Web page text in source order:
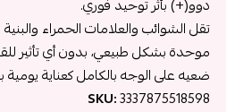
دوو(+) بأثر توحيد فوري.
تقل الشوائب والعلامات الحمراء
موحدة بشكل طبيعي، بدون أي تأثير
ضعيه على الوجه بالكامل كعناية يومية
SKU:3337875518598